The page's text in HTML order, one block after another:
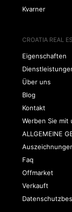
Kvarner
CROATIA REAL
Eigenschaften
Über uns
Blog
Kontakt
Werben Sie mit
ALLGEMEINE
Faq
Offmarket
Verkauft